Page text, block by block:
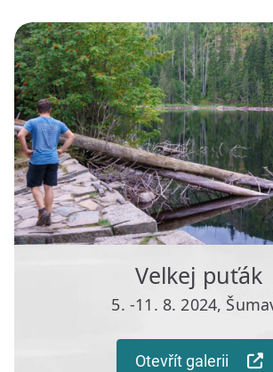
Velkej puťák
5. -11. 8. 2024,
Otevřít galerii